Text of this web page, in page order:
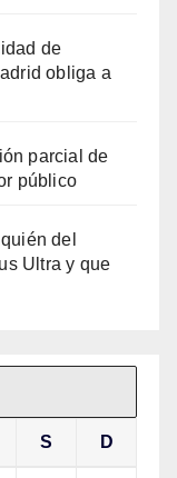
de
obliga a
parcial de
público
del
Ultra y que
S D